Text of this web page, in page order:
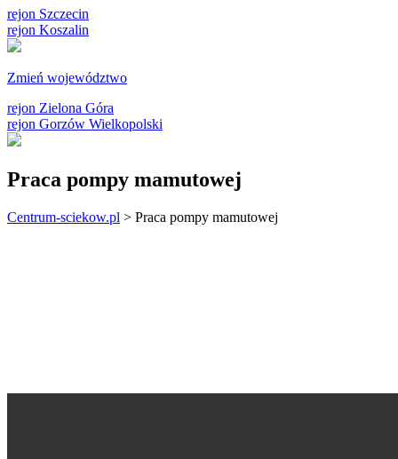
rejon Szczecin
rejon Koszalin
Zmień województwo
rejon Zielona Góra
rejon Gorzów Wielkopolski
Praca pompy mamutowej
Centrum-sciekow.pl > Praca pompy mamutowej